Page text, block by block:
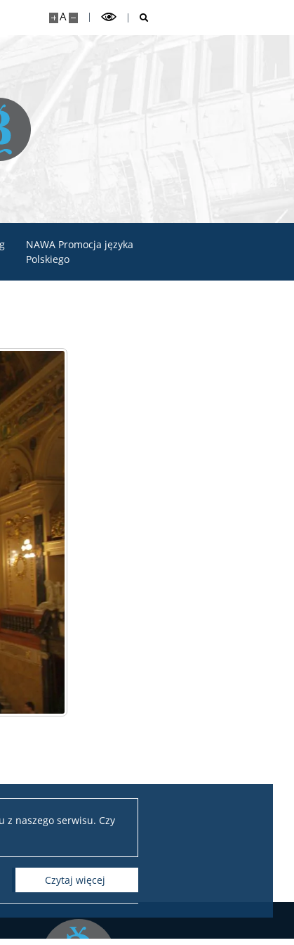
z naszego serwisu. Czy
czytaj więcej
A
NAWA Promocja języka
Polskiego